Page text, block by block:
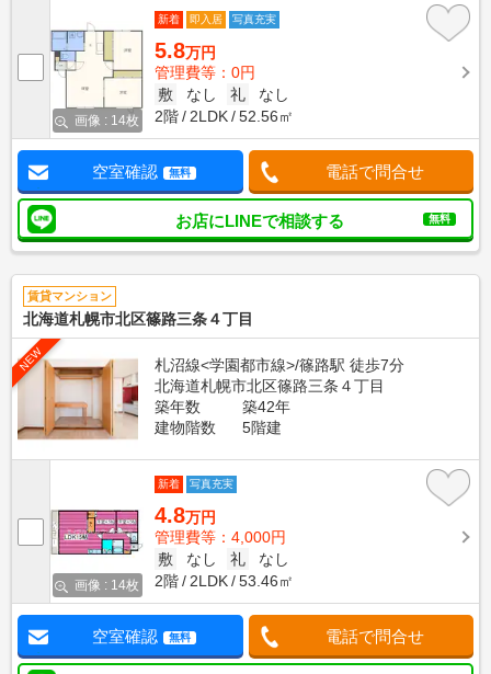
画像 : 14枚
新着 即入居 写真充実
5.8万円
管理費等：0円
敷
なし 礼
なし
2階
2LDK 52.56㎡
空室確認 無料 電話で問合せ
お店にLINEで相談する 無料
賃貸マンション
北海道札幌市北区篠路三条４丁目
NEW
札沼線<学園都市線>/篠路駅 徒歩7分
北海道札幌市北区篠路三条４丁目
築年数
築42年
建物階数
5階建
画像 : 14枚
新着 写真充実
4.8万円
管理費等：4,000円
敷
なし 礼
なし
2階
2LDK 53.46㎡
空室確認 無料 電話で問合せ